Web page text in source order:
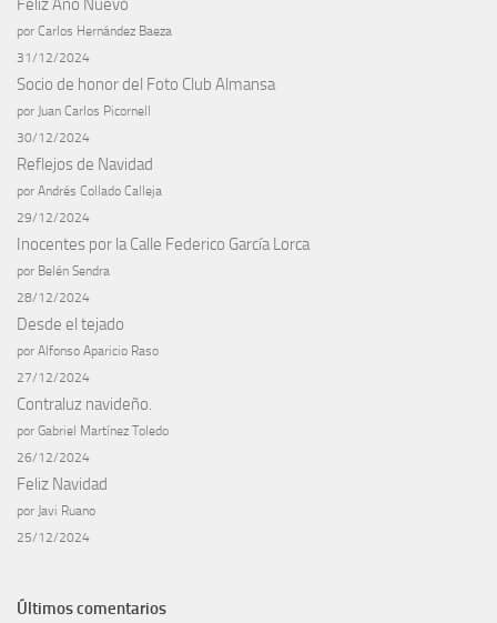
Feliz Año Nuevo
por Carlos Hernández Baeza
31/12/2024
Socio de honor del Foto Club Almansa
por Juan Carlos Picornell
30/12/2024
Reflejos de Navidad
por Andrés Collado Calleja
29/12/2024
Inocentes por la Calle Federico García Lorca
por Belén Sendra
28/12/2024
Desde el tejado
por Alfonso Aparicio Raso
27/12/2024
Contraluz navideño.
por Gabriel Martínez Toledo
26/12/2024
Feliz Navidad
por Javi Ruano
25/12/2024
Últimos comentarios